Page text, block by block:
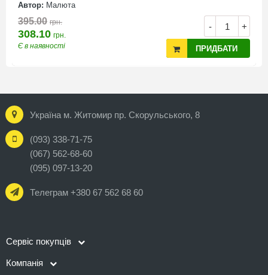
Автор: Малюта
- +
395.00 грн.
308.10 грн.
Є в наявності
ПРИДБАТИ
Україна м. Житомир пр. Скорульського, 8
(093) 338-71-75
(067) 562-68-60
(095) 097-13-20
Телеграм +380 67 562 68 60
Сервіс покупців
Компанія